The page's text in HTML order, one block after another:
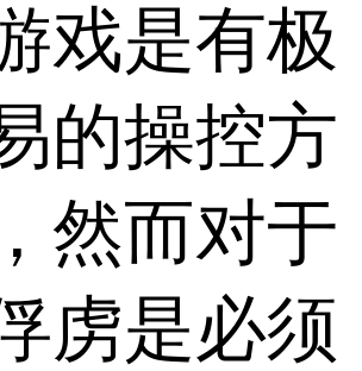
戏是有极
的操控方
然而对于
虏是必须